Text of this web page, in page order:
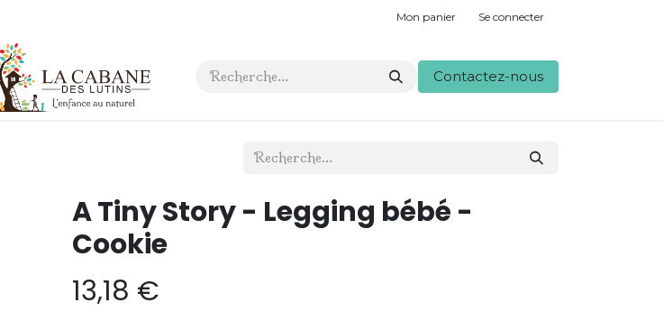
Mon panier Se connecter
Contactez-nous
A Tiny Story - Legging bébé -
Cookie
13,18 €